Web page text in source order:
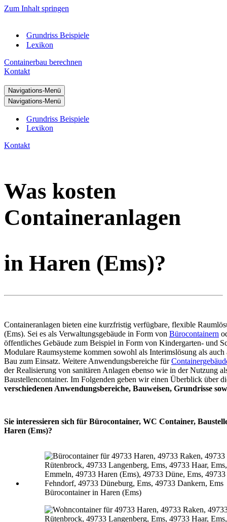
Zum Inhalt springen
Grundriss Beispiele
Lexikon
Containerbau berechnen
Kontakt
Navigations-Menü
Navigations-Menü
Grundriss Beispiele
Lexikon
Kontakt
Was kosten
Containeranlagen
in Haren (Ems)?
Containeranlagen bieten eine kurzfristig verfügbare, flexible
(Ems). Sei es als Verwaltungsgebäude in Form von Bürocontainern
öffentliches Gebäude zum Beispiel in Form von Kindergarten- und
Modulare Raumsysteme kommen sowohl als Interimslösung als auch
Bau zum Einsatz. Weitere Anwendungsbereiche für
der Realisierung von sanitären Anlagen ebenso wie in der Nutzung
Baustellencontainer. Im Folgenden geben wir einen Überblick über
verschiedenen Anwendungsbereiche, Bauweisen, Grundrisse
Sie interessieren sich für Bürocontainer, WC Container,
Haren (Ems)?
Bürocontainer in Haren (Ems)